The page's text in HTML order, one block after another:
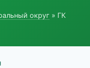
округ » ГК